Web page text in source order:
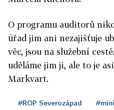
O programu auditorů
úřad jim ani nezajišťuje
věc, jsou na služební
uděláme jim ji, ale to je
Markvart.
#ROP Severozápad